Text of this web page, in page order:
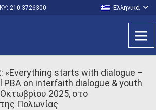
210 3726300 Ελληνικά
«Everything starts with dialogue –
on interfaith dialogue & youth
2025, στο
Πολωνίας